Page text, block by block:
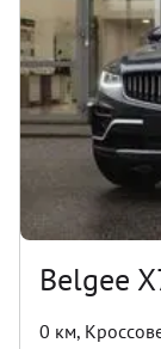
Belgee
0 км,